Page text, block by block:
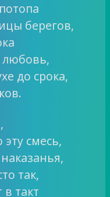
берегов,
любовь,
до срока,
смесь,
так,
такт